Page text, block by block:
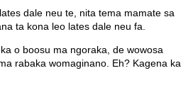
dale neu te, nita tema mamate sa
ta kona leo lates dale neu fa.
o boosu ma ngoraka, de wowosa
rabaka womaginano. Eh? Kagena ka